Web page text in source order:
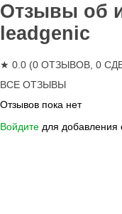
Отзывы об
leadgenic
★ 0.0 (0 ОТЗЫВОВ, 0
ВСЕ ОТЗЫВЫ
Отзывов пока нет
Войдите для добавления